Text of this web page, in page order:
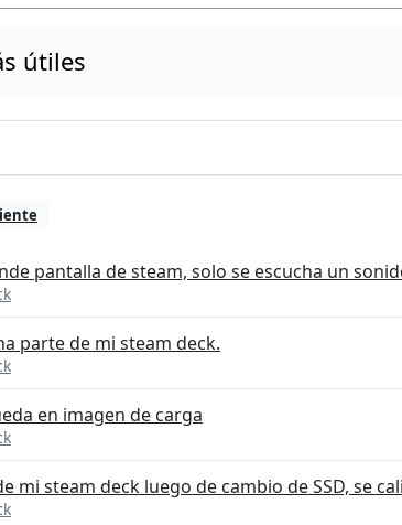
útiles
pantalla de steam, solo se escucha un
parte de mi steam deck.
en imagen de carga
mi steam deck luego de cambio de SSD, se